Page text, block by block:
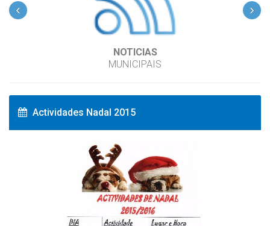
NOTICIAS
MUNICIPAIS
‹ ›
Actividades Nadal 2015